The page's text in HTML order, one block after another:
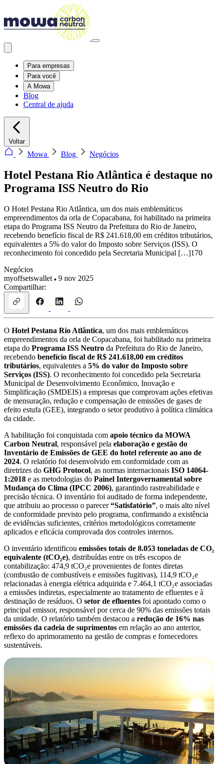
Para empresas
Para você
A Mowa
Blog
Central de ajuda
Voltar
Mowa Blog Negócios
Hotel Pestana Rio Atlântica é destaque no
Programa ISS Neutro do Rio
O Hotel Pestana Rio Atlântica, um dos mais emblemáticos
empreendimentos da orla de Copacabana, foi habilitado na primeira
etapa do Programa ISS Neutro da Prefeitura do Rio de Janeiro,
recebendo benefício fiscal de R$ 241.618,00 em créditos tributários,
equivalentes a 5% do valor do Imposto sobre Serviços (ISS). O
reconhecimento foi concedido pela Secretaria Municipal […]170
Negócios
myoffsetswallet
9 nov 2025
Compartilhar:
O Hotel Pestana Rio Atlântica, um dos mais emblemáticos
empreendimentos da orla de Copacabana, foi habilitado na primeira
etapa do Programa ISS Neutro da Prefeitura do Rio de Janeiro,
recebendo benefício fiscal de R$ 241.618,00 em créditos
tributários, equivalentes a 5% do valor do Imposto sobre
Serviços (ISS). O reconhecimento foi concedido pela Secretaria
Municipal de Desenvolvimento Econômico, Inovação e
Simplificação (SMDEIS) a empresas que comprovam ações efetivas
de mensuração, redução e compensação de emissões de gases de
efeito estufa (GEE), integrando o setor produtivo à política climática
da cidade.
A habilitação foi conquistada com apoio técnico da MOWA
Carbon Neutral, responsável pela elaboração e gestão do
Inventário de Emissões de GEE do hotel referente ao ano de
2024. O relatório foi desenvolvido em conformidade com as
diretrizes do GHG Protocol, as normas internacionais ISO 14064-
1:2018 e as metodologias do Painel Intergovernamental sobre
Mudança do Clima (IPCC 2006), garantindo rastreabilidade e
precisão técnica. O inventário foi auditado de forma independente,
que atribuiu ao processo o parecer“Satisfatório”, o mais alto nível
de conformidade previsto pelo programa, confirmando a existência
de evidências suficientes, critérios metodológicos corretamente
aplicados e eficácia comprovada dos controles internos.
O inventário identificou emissões totais de 8.053 toneladas de CO₂
equivalente (tCO₂e), distribuídas entre os três escopos de
contabilização: 474,9 tCO₂e provenientes de fontes diretas
(combustão de combustíveis e emissões fugitivas), 114,9 tCO₂e
relacionadas à energia elétrica adquirida e 7.464,1 tCO₂e associadas
a emissões indiretas, especialmente ao tratamento de efluentes e à
destinação de resíduos. O setor de efluentes foi apontado como o
principal emissor, responsável por cerca de 90% das emissões totais
da unidade. O relatório também destacou a redução de 16% nas
emissões da cadeia de suprimentos em relação ao ano anterior,
reflexo do aprimoramento na gestão de compras e fornecedores
sustentáveis.